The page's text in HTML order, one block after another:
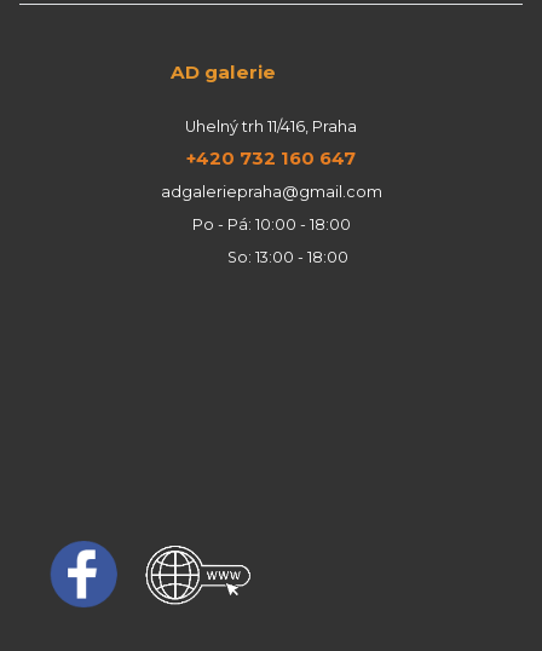
AD galerie
Uhelný trh 11/416, Praha
+420 732 160 647
adgaleriepraha@gmail.com
Po - Pá: 10:00 - 18:00
So: 13:00 - 18:00